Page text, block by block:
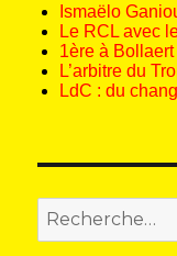
Ismaëlo
Le RCL avec
1ère à
L’arbitre du
LdC : du
pour
: